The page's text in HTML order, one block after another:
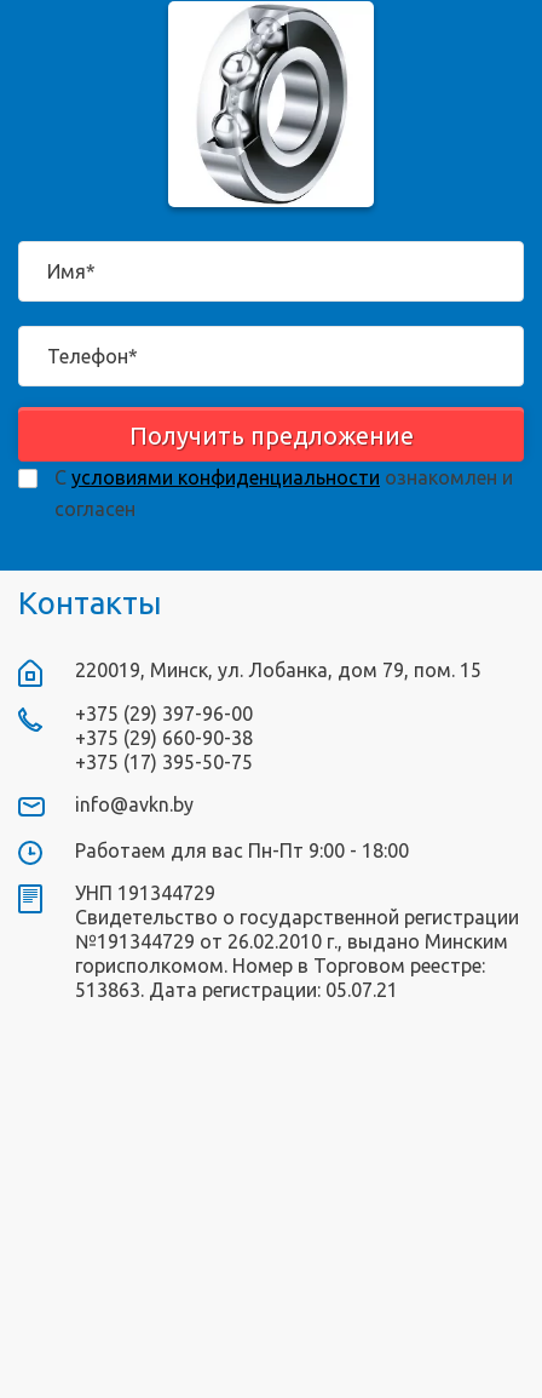
Получить предложение
С условиями конфиденциальности ознакомлен и
согласен
Контакты
220019, Минск, ул. Лобанка, дом 79, пом. 15
+375 (29) 397-96-00
+375 (29) 660-90-38
+375 (17) 395-50-75
info@avkn.by
Работаем для вас Пн-Пт 9:00 - 18:00
УНП 191344729
Свидетельство о государственной регистрации
№191344729 от 26.02.2010 г., выдано Минским
горисполкомом. Номер в Торговом реестре:
513863. Дата регистрации: 05.07.21